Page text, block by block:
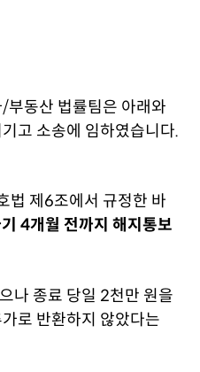
부동산 법률팀은 아래와
고 소송에 임하였습니다.
법 제6조에서 규정한 바
4개월 전까지 해지통보
나 종료 당일 2천만 원을
로 반환하지 않았다는